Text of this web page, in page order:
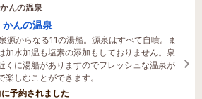
んの温泉
んの温泉
源からなる11の湯船。源泉はすべて自噴。ま
加水加温も塩素の添加もしておりません。泉
くに湯船がありますのでフレッシュな温泉が
楽しむことができます。
の宿を見ています
予約されました